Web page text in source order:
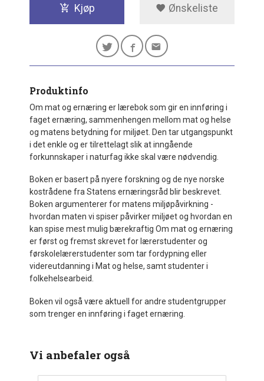
Kjøp Ønskeliste
Produktinfo
Om mat og ernæring er lærebok som gir en innføring i
faget ernæring, sammenhengen mellom mat og helse
og matens betydning for miljøet. Den tar utgangspunkt
i det enkle og er tilrettelagt slik at inngående
forkunnskaper i naturfag ikke skal være nødvendig.
Boken er basert på nyere forskning og de nye norske
kostrådene fra Statens ernæringsråd blir beskrevet.
Boken argumenterer for matens miljøpåvirkning -
hvordan maten vi spiser påvirker miljøet og hvordan en
kan spise mest mulig bærekraftig Om mat og ernæring
er først og fremst skrevet for lærerstudenter og
førskolelærerstudenter som tar fordypning eller
videreutdanning i Mat og helse, samt studenter i
folkehelsearbeid.
Boken vil også være aktuell for andre studentgrupper
som trenger en innføring i faget ernæring.
Vi anbefaler også